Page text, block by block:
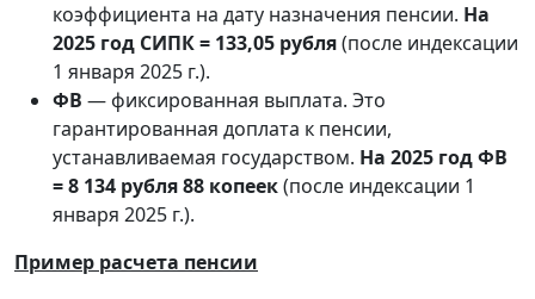
коэффициента на дату назначения пенсии. На
2025 год СИПК = 133,05 рубля(после индексации
1 января 2025 г.).
ФВ — фиксированная выплата. Это
гарантированная доплата к пенсии,
устанавливаемая государством. На 2025 год ФВ
= 8 134 рубля 88 копеек(после индексации 1
января 2025 г.).
Пример расчета пенсии